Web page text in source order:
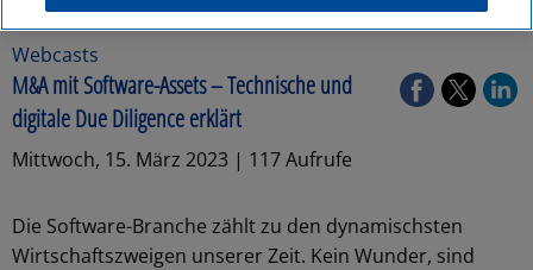
Webcasts
M&A mit Software-Assets – Technische und
digitale Due Diligence erklärt
Mittwoch, 15. März 2023 | 117 Aufrufe
Die Software-Branche zählt zu den dynamischsten
Wirtschaftszweigen unserer Zeit. Kein Wunder, sind